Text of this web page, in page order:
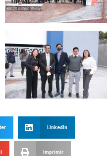
LinkedIn
Imprimir